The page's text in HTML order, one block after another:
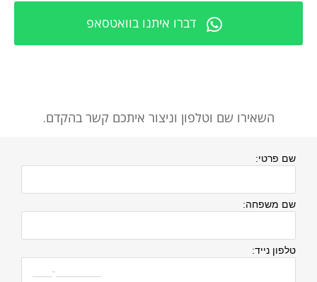
דברו איתנו בוואטסאפ
השאירו שם וטלפון וניצור איתכם קשר בהקדם.
שם פרטי:
שם משפחה:
טלפון נייד: